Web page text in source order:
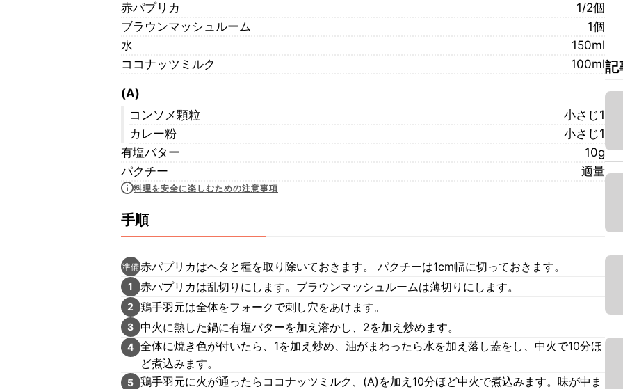
赤パプリカ
1/2個
ブラウンマッシュルーム
1個
水
150ml
ココナッツミルク
100ml
(A)
コンソメ顆粒
小さじ1
カレー粉
小さじ1
有塩バター
10g
パクチー
適量
料理を安全に楽しむための注意事項
手順
準備赤パプリカはヘタと種を取り除いておきます。 パクチーは1cm幅に切っておきます。
1 赤パプリカは乱切りにします。ブラウンマッシュルームは薄切りにします。
2 鶏手羽元は全体をフォークで刺し穴をあけます。
3 中火に熱した鍋に有塩バターを加え溶かし、2を加え炒めます。
4 全体に焼き色が付いたら、1を加え炒め、油がまわったら水を加え落し蓋をし、中火で10分ほ
ど煮込みます。
5 鶏手羽元に火が通ったらココナッツミルク、(A)を加え10分ほど中火で煮込みます。味が中ま
記